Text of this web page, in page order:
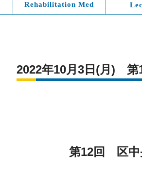
Rehabilitation Med
2022年10月3日(月)　
第12回　区